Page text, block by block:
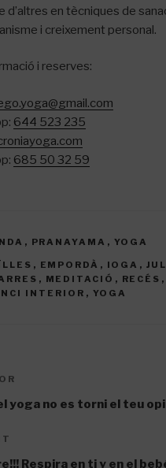
d’altres en tècniques de
i creixement personal.
i reserves:
644 523 235
685 50 32 59
, PRANAYAMA , YOGA
, EMPORDÀ , IOGA ,
, MEDITACIÓ , RECÉS ,
INTERIOR , YOGA
yoga no es torni el teu opi
Respira en ti y en el